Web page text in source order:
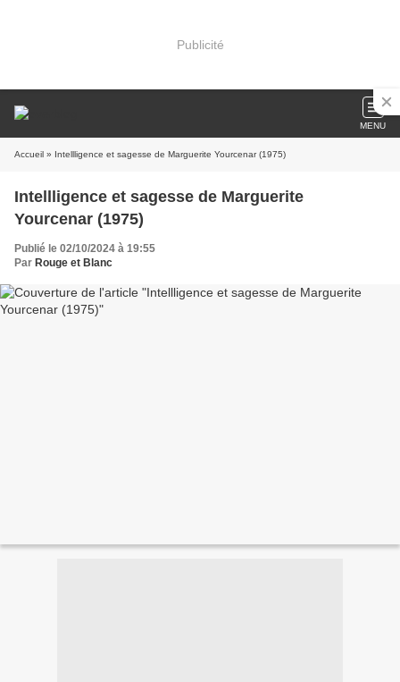
Publicité
MENU
Accueil » Intellligence et sagesse de Marguerite Yourcenar (1975)
Intellligence et sagesse de Marguerite
Yourcenar (1975)
Publié le 02/10/2024 à 19:55
Par Rouge et Blanc